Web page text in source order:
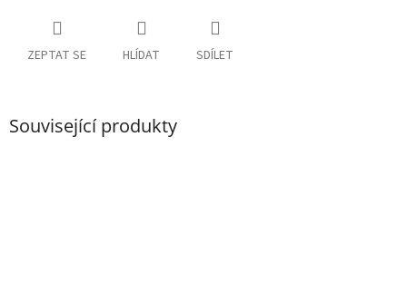
ZEPTAT SE HLÍDAT SDÍLET
Související produkty